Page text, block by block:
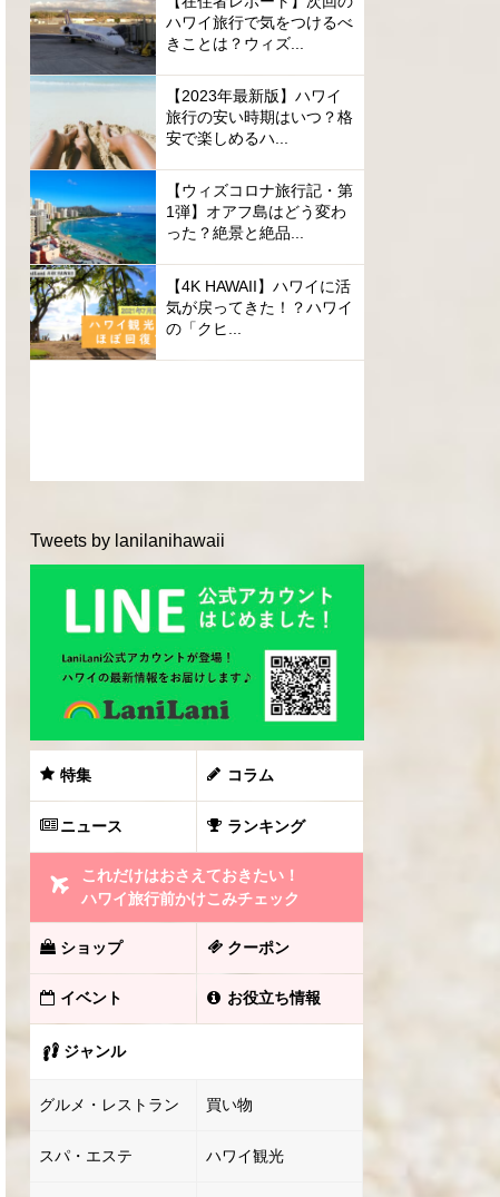
ハワイ旅行で気をつけるべ
きことは？ウィズ...
【2023年最新版】ハワイ
旅行の安い時期はいつ？格
安で楽しめるハ...
【ウィズコロナ旅行記・第
1弾】オアフ島はどう変わ
った？絶景と絶品...
【4K HAWAII】ハワイに活
気が戻ってきた！？ハワイ
の「クヒ...
Tweets by lanilanihawaii
特集 コラム
ニュース ランキング
これだけはおさえておきたい！
ハワイ旅行前かけこみチェック
ショップ クーポン
イベント お役立ち情報
ジャンル
グルメ・レストラン 買い物
スパ・エステ ハワイ観光